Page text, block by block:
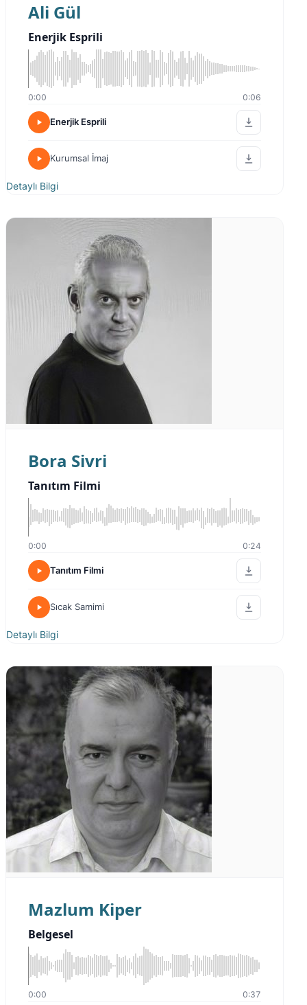
Ali Gül
Enerjik Esprili
0:00 0:06
Enerjik Esprili
Kurumsal İmaj
Detaylı Bilgi
Bora Sivri
Tanıtım Filmi
0:00 0:24
Tanıtım Filmi
Sıcak Samimi
Detaylı Bilgi
Mazlum Kiper
Belgesel
0:00 0:37